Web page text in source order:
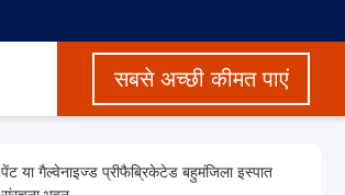
सबसे अच्छी कीमत पाएं
पेंट या गैल्वेनाइज्ड प्रीफैब्रिकेटेड बहुमंजिला इस्पात